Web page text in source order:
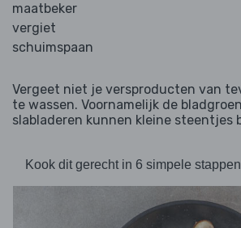
maatbeker
vergiet
schuimspaan
Vergeet niet je versproducten van
te wassen. Voornamelijk de
slabladeren kunnen kleine steentjes
Kook dit gerecht in 6 simpele stappen